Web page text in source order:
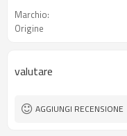
Marchio:
Origine
valutare
AGGIUNGI RECENSIONE